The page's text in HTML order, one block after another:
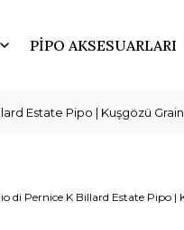
PİPO AKSESUARLARI
Estate Pipo | Kuşgözü Grain